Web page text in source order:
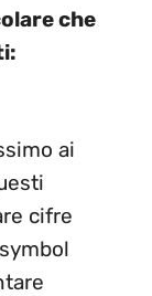
che
ai
cifre